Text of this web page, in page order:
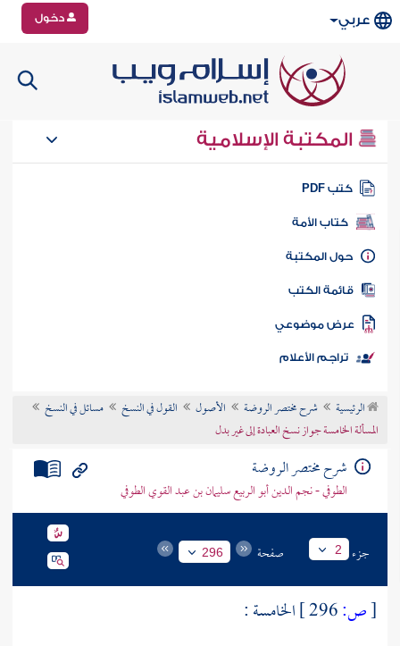
عربي دخول
المكتبة الإسلامية
كتب PDF
كتاب الأمة
المكتبة
الكتب
موضوعي
تراجم الأعلام
الرئيسية شرح مختصر الروضة الأصول القول في النسخ
مسائل في النسخ
المسألة الخامسة جواز نسخ العبادة إلى غير بدل
شرح مختصر الروضة
الطوفي - نجم الدين أبو الربيع سليمان بن عبد القوي الطوفي
جزء 2 صفحة 296
[ص:
الخامسة :